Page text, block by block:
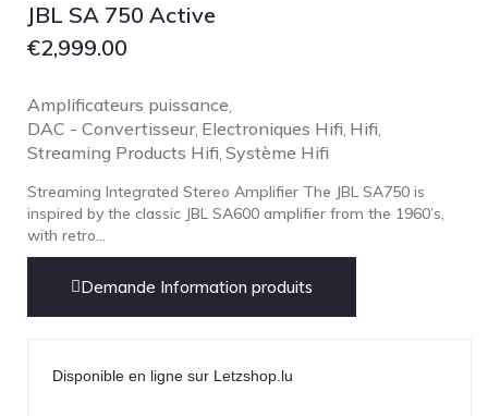
JBL SA 750 Active
€2,999.00
Amplificateurs puissance
DAC - Convertisseur, Electroniques Hifi Hifi
Streaming Products Hifi Système Hifi
Streaming Integrated Stereo Amplifier The JBL SA750 is
inspired by the classic JBL SA600 amplifier from the 1960’s,
with retro...
Demande Information produits
Disponible en ligne sur Letzshop.lu